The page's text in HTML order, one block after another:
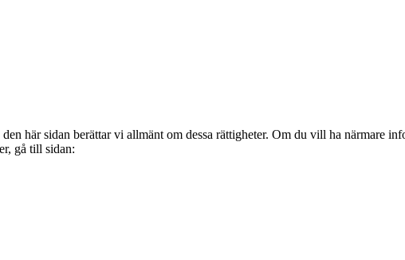
den här sidan berättar vi allmänt om dessa rättigheter. Om du vill ha närmare
gå till sidan: